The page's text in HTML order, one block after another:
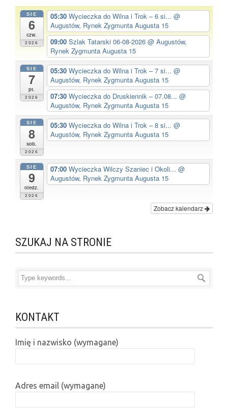
SIE
6
czw.
2026
05:30 Wycieczka do Wilna i Trok – 6 si... @
Augustów, Rynek Zygmunta Augusta 15
09:00 Szlak Tatarski 06-08-2026 @ Augustów,
Rynek Zygmunta Augusta 15
SIE
7
pt.
2026
05:30 Wycieczka do Wilna i Trok – 7 si... @
Augustów, Rynek Zygmunta Augusta 15
07:30 Wycieczka do Druskiennik – 07.08... @
Augustów, Rynek Zygmunta Augusta 15
SIE
8
sob.
2026
05:30 Wycieczka do Wilna i Trok – 8 si... @
Augustów, Rynek Zygmunta Augusta 15
SIE
9
niedz.
2026
07:00 Wycieczka Wilczy Szaniec i Okoli... @
Augustów, Rynek Zygmunta Augusta 15
Zobacz kalendarz
SZUKAJ NA STRONIE
KONTAKT
Imię i nazwisko (wymagane)
Adres email (wymagane)